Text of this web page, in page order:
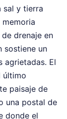
sal y tierra
drenaje en
sostiene un
agrietadas. El
último
paisaje de
una postal de
donde el